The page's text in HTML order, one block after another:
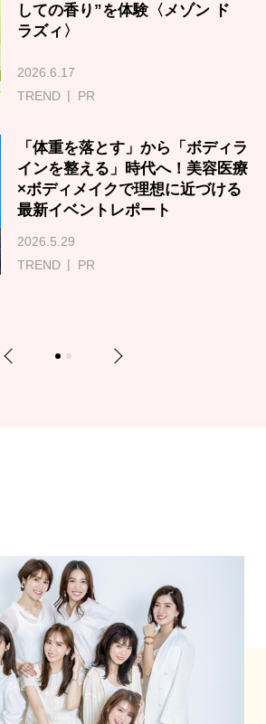
しての香り”を体験〈メゾン ド
ラズィ〉
2026.6.17
TREND
PR
「体重を落とす」から「ボディラ
インを整える」時代へ！美容医療
×ボディメイクで理想に近づける
最新イベントレポート
2026.5.29
TREND
PR
Previous 1 2 Next